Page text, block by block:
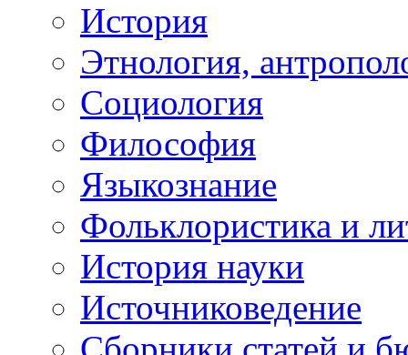
История
Этнология,
Социология
Философия
Языкознание
Фольклористика и
История науки
Источниковедение